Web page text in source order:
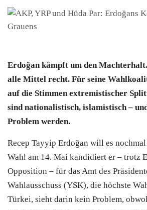
Erdoğan kämpft um den
alle Mittel recht. Für seine
auf die Stimmen extremistischer
sind nationalistisch, islamistisch –
Problem werden.
Recep Tayyip Erdoğan will es
Wahl am 14. Mai kandidiert er – trotz
Opposition – für das Amt des
Wahlausschuss (YSK), die höchste
Türkei, sieht darin kein Problem,